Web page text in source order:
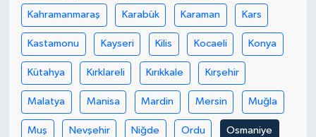
Kahramanmaraş Karabük Karaman Kars
Kastamonu Kayseri Kilis Kocaeli Konya
Kütahya Kırklareli Kırıkkale Kırşehir
Malatya Manisa Mardin Mersin Muğla
Muş Nevşehir Niğde Ordu Osmaniye